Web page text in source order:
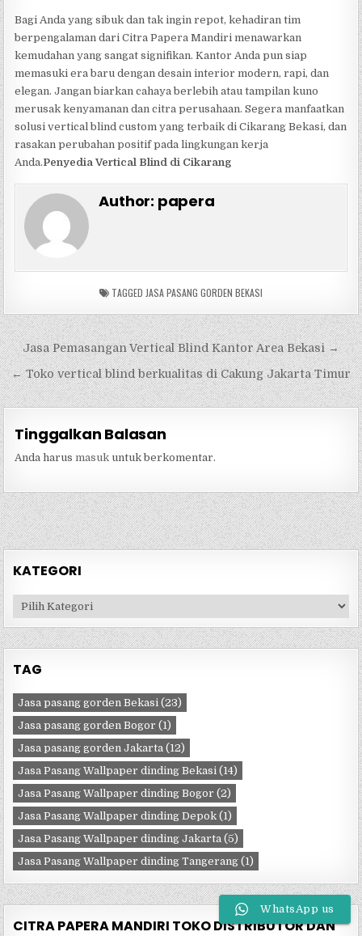
Bagi Anda yang sibuk dan tak ingin repot, kehadiran tim
berpengalaman dari Citra Papera Mandiri menawarkan
kemudahan yang sangat signifikan. Kantor Anda pun siap
memasuki era baru dengan desain interior modern, rapi, dan
elegan. Jangan biarkan cahaya berlebih atau tampilan kuno
merusak kenyamanan dan citra perusahaan. Segera manfaatkan
solusi vertical blind custom yang terbaik di Cikarang Bekasi, dan
rasakan perubahan positif pada lingkungan kerja
Anda.Penyedia Vertical Blind di Cikarang
Author: papera
TAGGED JASA PASANG GORDEN BEKASI
Navigasi
pos
Jasa Pemasangan Vertical Blind Kantor Area Bekasi →
← Toko vertical blind berkualitas di Cakung Jakarta Timur
Tinggalkan Balasan
Anda harusmasuk untuk berkomentar.
KATEGORI
Kategori
TAG
Jasa pasang gorden Bekasi (23)
Jasa pasang gorden Bogor (1)
Jasa pasang gorden Jakarta (12)
Jasa Pasang Wallpaper dinding Bekasi (14)
Jasa Pasang Wallpaper dinding Bogor (2)
Jasa Pasang Wallpaper dinding Depok (1)
Jasa Pasang Wallpaper dinding Jakarta (5)
Jasa Pasang Wallpaper dinding Tangerang (1)
CITRA PAPERA MANDIRI TOKO DISTRIBUTOR DAN
WhatsApp us